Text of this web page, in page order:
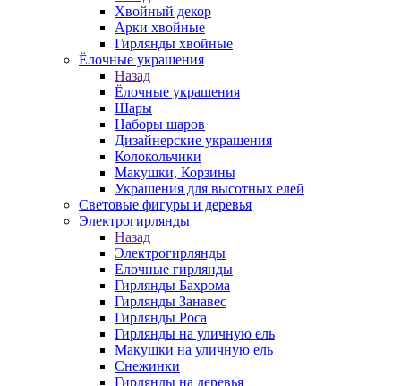
Хвойный декор
Арки хвойные
Гирлянды хвойные
Ёлочные украшения
Назад
Ёлочные украшения
Шары
Наборы шаров
Дизайнерские украшения
Колокольчики
Макушки, Корзины
Украшения для высотных елей
Световые фигуры и деревья
Электрогирлянды
Назад
Электрогирлянды
Елочные гирлянды
Гирлянды Бахрома
Гирлянды Занавес
Гирлянды Роса
Гирлянды на уличную ель
Макушки на уличную ель
Снежинки
Гирлянды на деревья